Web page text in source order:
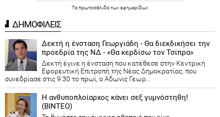
Τα πρωτοσέλιδα τωνεφημερίδων
ΔΗΜΟΦΙΛΕΙΣ
Δεκτή η ένσταση Γεωργιάδη - Θα διεκδικήσει την
προεδρία της ΝΔ - «Θα κερδίσω τον Τσίπρα»
Δεκτή έγινε η ένσταση που κατέθεσε στην Κεντρική
Εφορευτική Επιτροπή της Νέας Δημοκρατίας, που
συνεδρίασε στις 9.30 το πρωί, ο Άδωνις Γεωρ...
Η ανθυποπλοίαρχος κάνει σεξ γυμνόστηθη!
(ΒΙΝΤΕΟ)